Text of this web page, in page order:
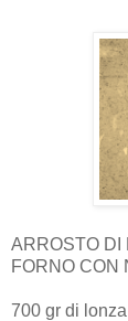
ARROSTO DI
FORNO CON
700 gr di